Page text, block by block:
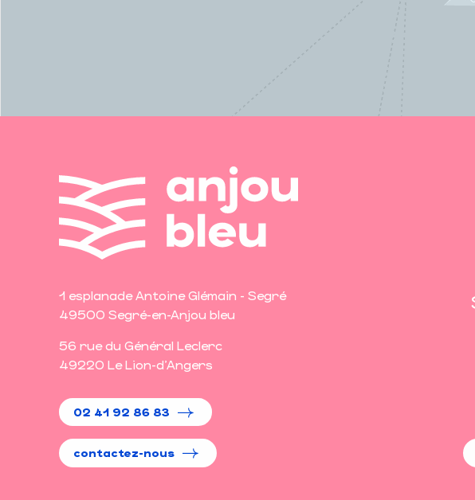
1 esplanade Antoine Glémain - Segré
49500 Segré-en-Anjou bleu
56 rue du Général Leclerc
49220 Le Lion-d'Angers
02 41 92 86 83
contactez-nous